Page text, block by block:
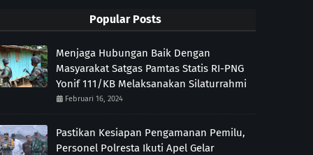
Popular Posts
Menjaga Hubungan Baik Dengan
Masyarakat Satgas Pamtas Statis RI-PNG
Yonif 111/KB Melaksanakan Silaturrahmi
Februari 16, 2024
Pastikan Kesiapan Pengamanan Pemilu,
Personel Polresta Ikuti Apel Gelar